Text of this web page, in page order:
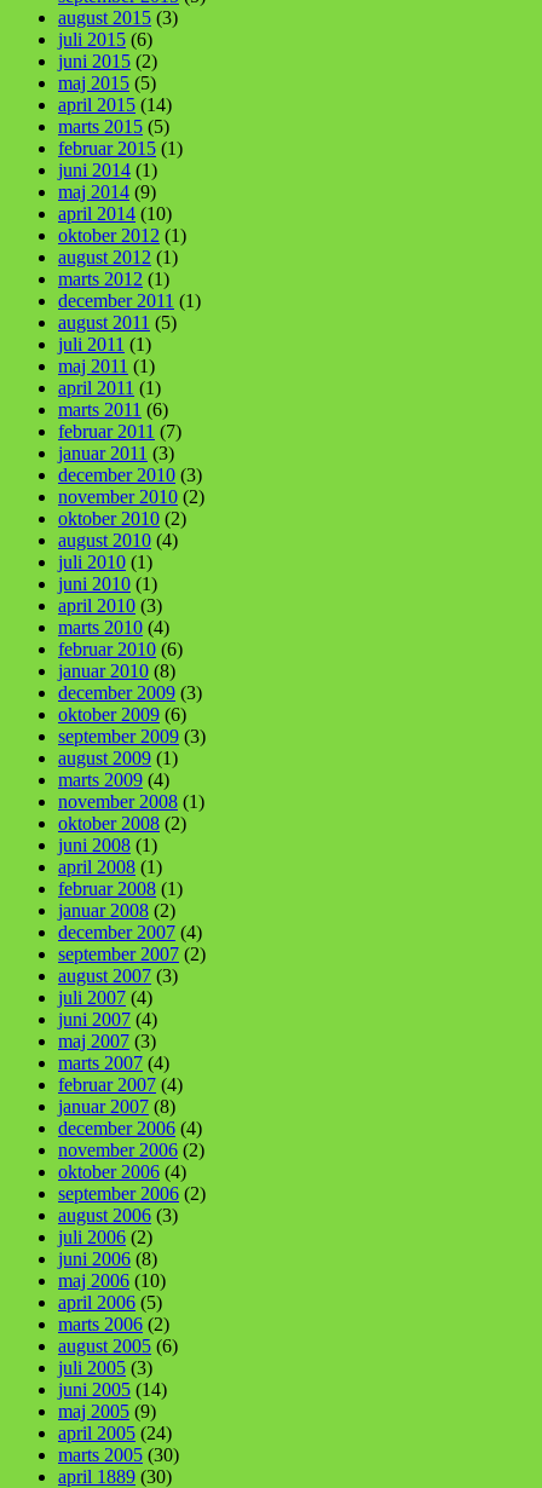
august 2015 (3)
juli 2015 (6)
juni 2015 (2)
maj 2015 (5)
april 2015 (14)
marts 2015 (5)
februar 2015 (1)
juni 2014 (1)
maj 2014 (9)
april 2014 (10)
oktober 2012 (1)
august 2012 (1)
marts 2012 (1)
december 2011 (1)
august 2011 (5)
juli 2011 (1)
maj 2011 (1)
april 2011 (1)
marts 2011 (6)
februar 2011 (7)
januar 2011 (3)
december 2010 (3)
november 2010 (2)
oktober 2010 (2)
august 2010 (4)
juli 2010 (1)
juni 2010 (1)
april 2010 (3)
marts 2010 (4)
februar 2010 (6)
januar 2010 (8)
december 2009 (3)
oktober 2009 (6)
september 2009 (3)
august 2009 (1)
marts 2009 (4)
november 2008 (1)
oktober 2008 (2)
juni 2008 (1)
april 2008 (1)
februar 2008 (1)
januar 2008 (2)
december 2007 (4)
september 2007 (2)
august 2007 (3)
juli 2007 (4)
juni 2007 (4)
maj 2007 (3)
marts 2007 (4)
februar 2007 (4)
januar 2007 (8)
december 2006 (4)
november 2006 (2)
oktober 2006 (4)
september 2006 (2)
august 2006 (3)
juli 2006 (2)
juni 2006 (8)
maj 2006 (10)
april 2006 (5)
marts 2006 (2)
august 2005 (6)
juli 2005 (3)
juni 2005 (14)
maj 2005 (9)
april 2005 (24)
marts 2005 (30)
april 1889 (30)